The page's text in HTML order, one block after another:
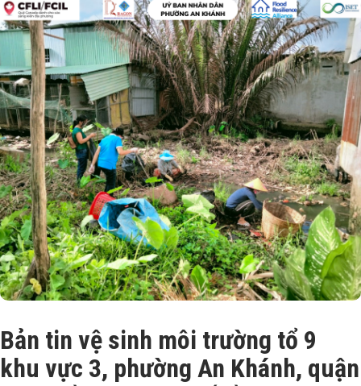
Bản tin vệ sinh môi trường tổ 9
khu vực 3, phường An Khánh, quận